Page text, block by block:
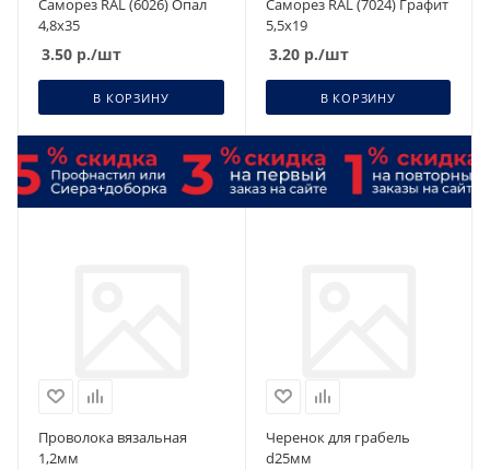
4,8х35
3.50 р./шт
В КОРЗИНУ
5,5х19
3.20р./шт
В КОРЗИНУ
Проволока вязальная
1,2мм
Черенок для грабель
d25мм